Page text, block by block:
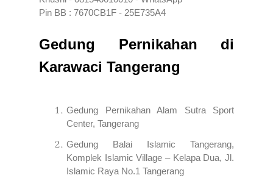
Pin BB : 7670CB1F - 25E735A4
Gedung Pernikahan di
Karawaci Tangerang
Gedung Pernikahan Alam Sutra Sport
Center, Tangerang
Gedung Balai Islamic Tangerang,
Komplek Islamic Village – Kelapa Dua, Jl.
Islamic Raya No.1 Tangerang